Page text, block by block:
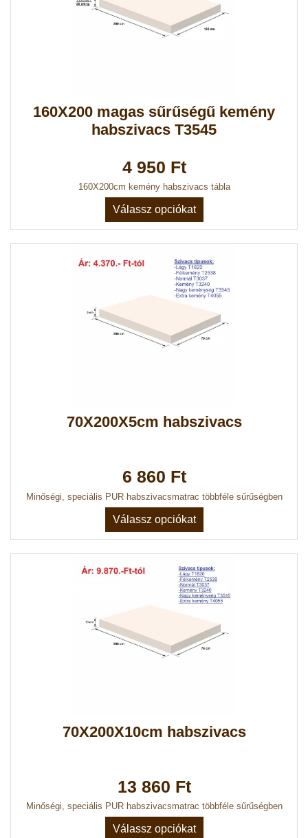
160X200 magas sűrűségű kemény
habszivacs T3545
4 950 Ft
160X200cm kemény habszivacs tábla
Válassz opciókat
70X200X5cm habszivacs
6 860 Ft
Minőségi, speciális PUR habszivacsmatrac többféle sűrűségben
Válassz opciókat
70X200X10cm habszivacs
13 860 Ft
Minőségi, speciális PUR habszivacsmatrac többféle sűrűségben
Válassz opciókat